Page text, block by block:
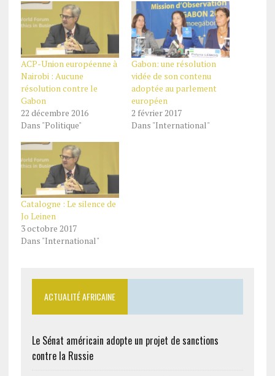
ACP-Union européenne à
Nairobi : Aucune
résolution contre le
Gabon
22 décembre 2016
Dans "Politique"
Gabon: une résolution
vidée de son contenu
adoptée au parlement
européen
2 février 2017
Dans "International"
Catalogne : Le silence de
Jo Leinen
3 octobre 2017
Dans "International"
ACTUALITÉ AFRICAINE
Le Sénat américain adopte un projet de sanctions
contre la Russie